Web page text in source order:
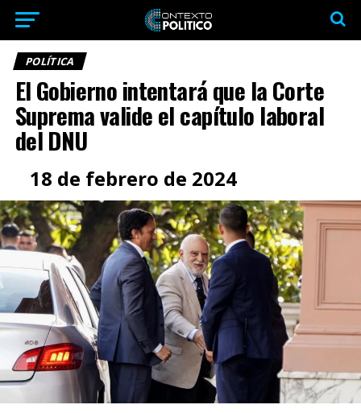
POLÍTICA
El Gobierno intentará que la Corte
Suprema valide el capítulo laboral
del DNU
18 de febrero de 2024